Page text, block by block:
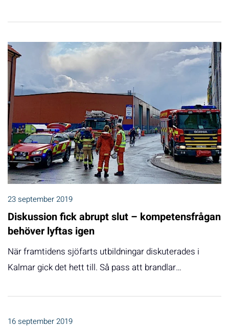
23 september 2019
Diskussion fick abrupt slut – kompetensfrågan
behöver lyftas igen
När framtidens sjöfarts utbildningar diskuterades i
Kalmar gick det hett till. Så pass att brandlar…
16 september 2019